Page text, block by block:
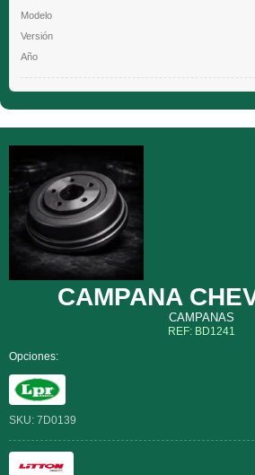
CAMPANA
CAMPANAS
REF: BD1241
Opciones:
SKU: 7D0139